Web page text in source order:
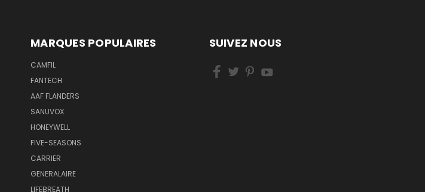
MARQUES POPULAIRES
CAMFIL
FANTECH
AAF FLANDERS
SANUVOX
HONEYWELL
FIVE-SEASONS
CARRIER
GENERALAIRE
LIFEBREATH
SUIVEZ NOUS